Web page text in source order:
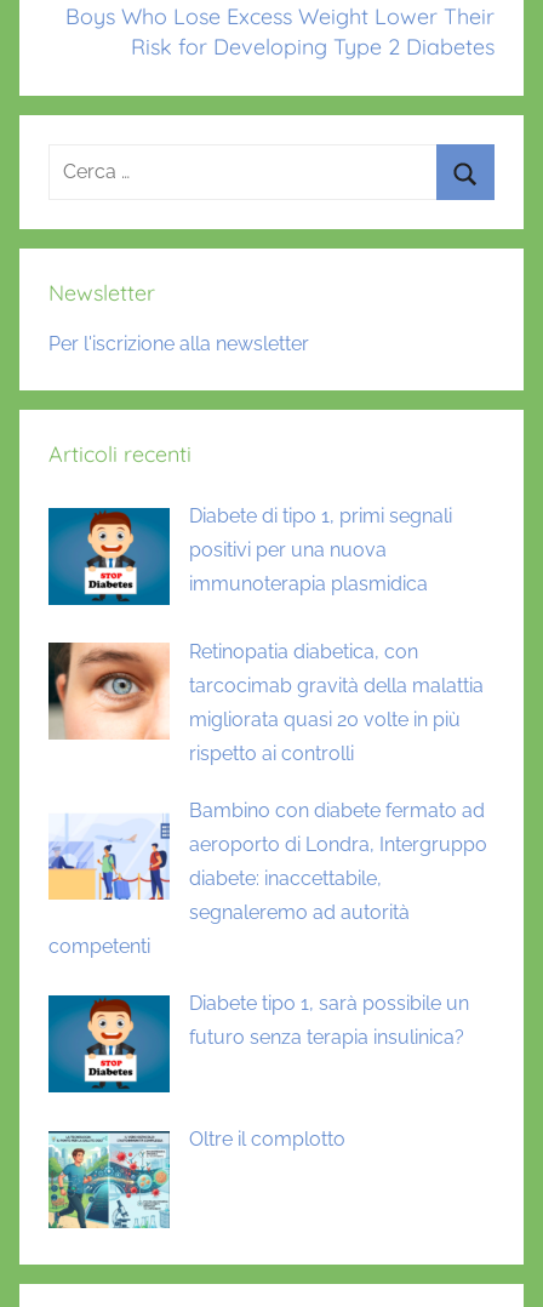
Boys Who Lose Excess Weight Lower Their
Risk for Developing Type 2 Diabetes
Ricerca
Newsletter
Per l'iscrizione alla newsletter
Articoli recenti
Diabete di tipo 1, primi segnali
positivi per una nuova
immunoterapia plasmidica
Retinopatia diabetica, con
tarcocimab gravità della malattia
migliorata quasi 20 volte in più
rispetto ai controlli
Bambino con diabete fermato ad
aeroporto di Londra, Intergruppo
diabete: inaccettabile,
segnaleremo ad autorità
competenti
Diabete tipo 1, sarà possibile un
futuro senza terapia insulinica?
Oltre il complotto